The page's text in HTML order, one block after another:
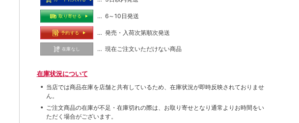
取り寄せる … 6～10日発送
予約する … 発売・入荷次第順次発送
在庫なし … 現在ご注文いただけない商品
在庫状況について
当店では商品在庫を店舗と共有しているため、在庫状況が即時反映されておりませ
ん。
ご注文商品の在庫が不足・在庫切れの際は、お取り寄せとなり通常よりお時間をい
ただく場合がございます。